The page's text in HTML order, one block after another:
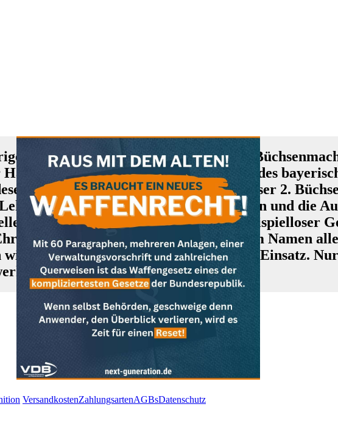
Engagement in der Ausbildung von
eine Ehrenurkunde des
und Energie verliehen. Unser 2.
bei Herrn Niedermeier 1997 begann und die
und Meister seit Jahrzehnten mit beispielloser
stellvertretend entgegen. Im Namen
wir den beiden für ihren unermüdlichen Einsatz.
am Leben.
VersandkostenZahlungsartenAGBsDatenschutz